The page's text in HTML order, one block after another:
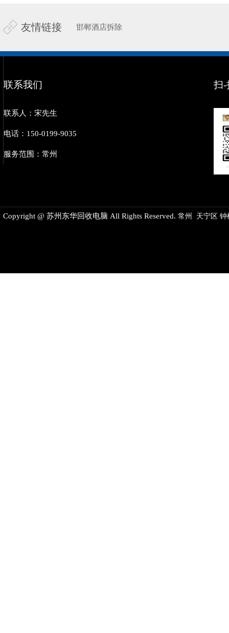
友情链接 邯郸酒店拆除
联系我们
联系人：宋先生
电话：150-0199-9035
服务范围：常州
扫-
Copyright @ 苏州东华回收电脑 All Rights Reserved. 常州 天宁区 钟